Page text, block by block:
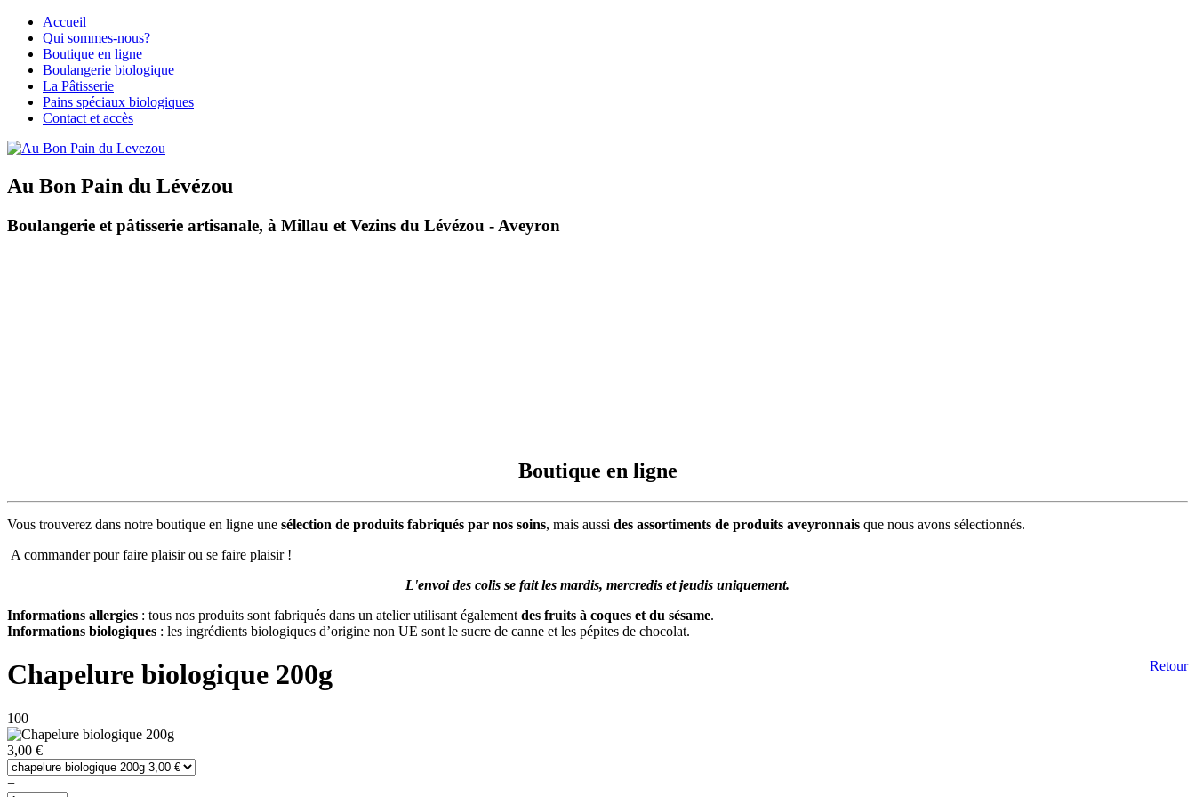
Accueil
Qui sommes-nous?
Boutique en ligne
Boulangerie biologique
La Pâtisserie
Pains spéciaux biologiques
Contact et accès
Au Bon Pain du Lévézou
Boulangerie et pâtisserie artisanale, à Millau et Vezins du Lévézou - Aveyron
Boutique en ligne
Vous trouverez dans notre boutique en ligne une sélection de produits fabriqués par nos soins, mais aussi des assortiments de produits aveyronnais que nous avons sélectionnés.
A commander pour faire plaisir ou se faire plaisir !
L'envoi des colis se fait les mardis, mercredis et jeudis uniquement.
Informations allergies : tous nos produits sont fabriqués dans un atelier utilisant également des fruits à coques et du sésame.
Informations biologiques : les ingrédients biologiques d’origine non UE sont le sucre de canne et les pépites de chocolat.
Retour
Chapelure biologique 200g
100
3,00 €
−